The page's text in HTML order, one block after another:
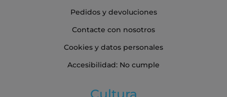
Pedidos y devoluciones
Contacte con nosotros
Cookies y datos personales
Accesibilidad: No cumple
Cultura